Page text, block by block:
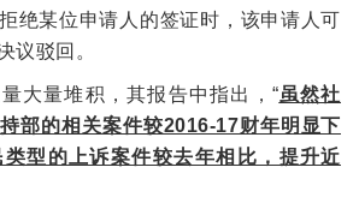
绝某位申请人的签证时，该申请人可
议驳回。
大量堆积，其报告中指出，“虽然社
部的相关案件较2016-17财年明显下
型的上诉案件较去年相比，提升近